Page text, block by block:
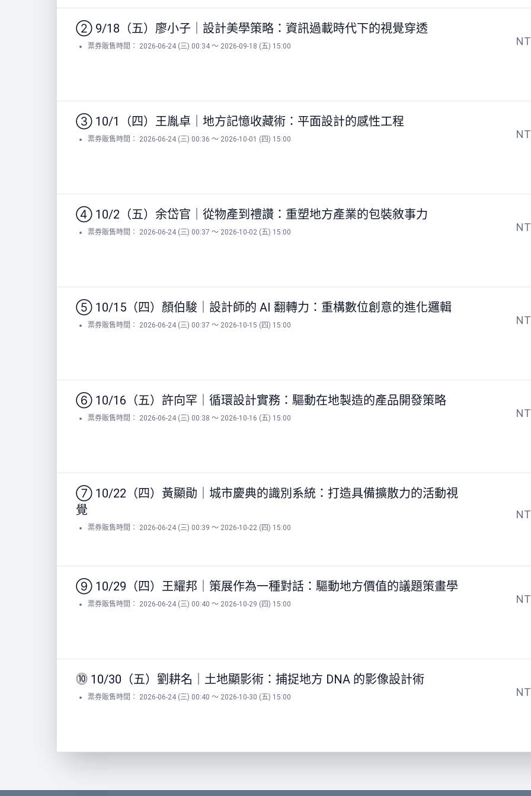
② 9/18（五）廖小子｜設計美學策略：資訊過載時代下的視覺穿透
票券販售時間： 2026-06-24 (三) 00:34 ～ 2026-09-18 (五) 15:00
③ 10/1（四）王胤卓｜地方記憶收藏術：平面設計的感性工程
票券販售時間： 2026-06-24 (三) 00:36 ～ 2026-10-01 (四) 15:00
④ 10/2（五）余岱官｜從物產到禮讚：重塑地方產業的包裝敘事力
票券販售時間： 2026-06-24 (三) 00:37 ～ 2026-10-02 (五) 15:00
⑤ 10/15（四）顏伯駿｜設計師的 AI 翻轉力：重構數位創意的進化邏輯
票券販售時間： 2026-06-24 (三) 00:37 ～ 2026-10-15 (四) 15:00
⑥ 10/16（五）許向罕｜循環設計實務：驅動在地製造的產品開發策略
票券販售時間： 2026-06-24 (三) 00:38 ～ 2026-10-16 (五) 15:00
⑦ 10/22（四）黃顯勛｜城市慶典的識別系統：打造具備擴散力的活動視
覺
票券販售時間： 2026-06-24 (三) 00:39 ～ 2026-10-22 (四) 15:00
⑨ 10/29（四）王耀邦｜策展作為一種對話：驅動地方價值的議題策畫學
票券販售時間： 2026-06-24 (三) 00:40 ～ 2026-10-29 (四) 15:00
⓾ 10/30（五）劉耕名｜土地顯影術：捕捉地方 DNA 的影像設計術
票券販售時間： 2026-06-24 (三) 00:40 ～ 2026-10-30 (五) 15:00